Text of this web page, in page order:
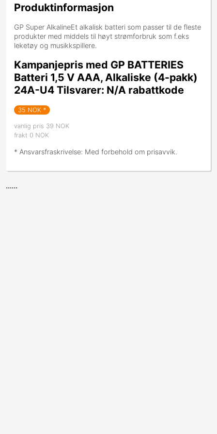
Produktinformasjon
GP Super AlkalineEt alkalisk batteri som passer til de fleste
produkter med middels til høyt strømforbruk som f.eks
leketøy og musikkspillere.
Kampanjepris med GP BATTERIES
Batteri 1,5 V AAA, Alkaliske (4-pakk)
24A-U4 Tilsvarer: N/A rabattkode
35 NOK *
vanlig pris 39 NOK
frakt 0 NOK
* Ansvarsfraskrivelse: Med forbehold om prisavvik.
......